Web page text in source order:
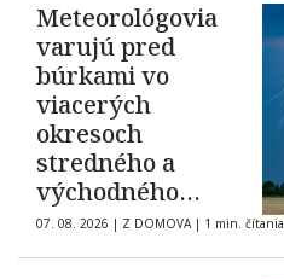
Meteorológovia
varujú pred
búrkami vo
viacerých
okresoch
stredného a
východného
Slovenska
07. 08. 2026 | Z DOMOVA | 1 min. čítania